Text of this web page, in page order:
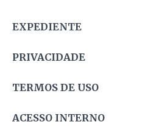
EXPEDIENTE
PRIVACIDADE
TERMOS DE USO
ACESSO INTERNO